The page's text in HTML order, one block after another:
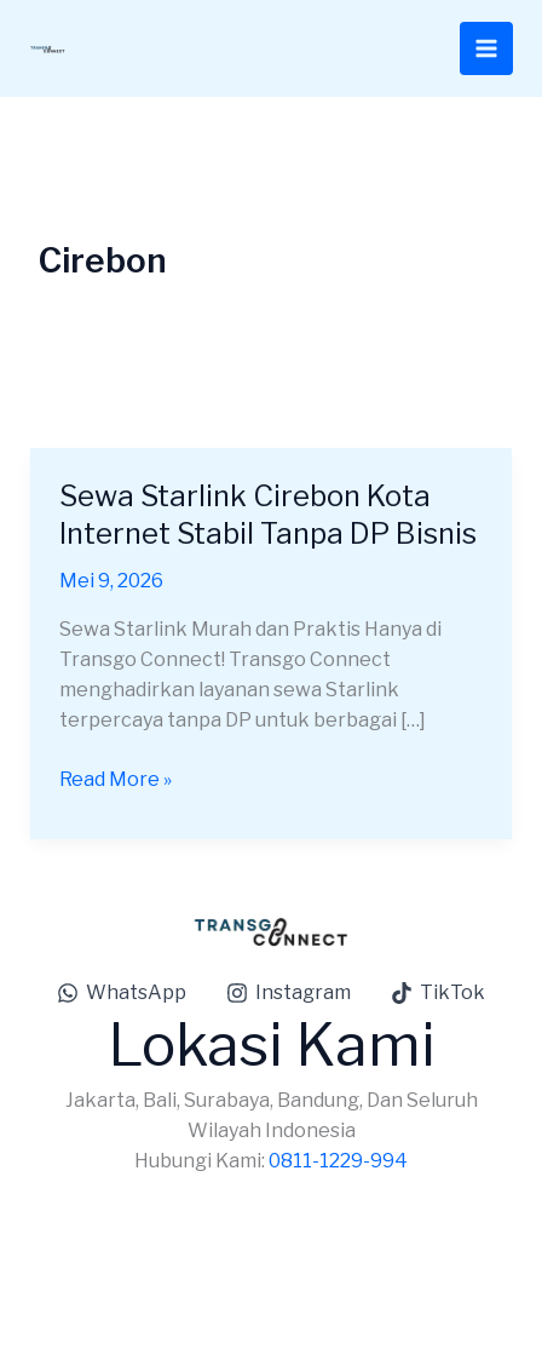
Cirebon
Sewa Starlink Cirebon Kota
Internet Stabil Tanpa DP Bisnis
Mei 9, 2026
Sewa Starlink Murah dan Praktis Hanya di
Transgo Connect! Transgo Connect
menghadirkan layanan sewa Starlink
terpercaya tanpa DP untuk berbagai […]
Sewa
Starlink
Cirebon
Kota
Stabil
Tanpa
DP
Bisnis
Read More »
WhatsApp Instagram TikTok
Lokasi Kami
Jakarta, Bali, Surabaya, Bandung, Dan Seluruh
Wilayah Indonesia
Hubungi Kami: 0811-1229-994